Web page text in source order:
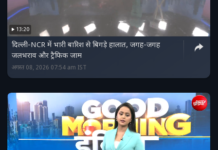
13:20
दिल्ली-NCR में भारी बारिश से बिगड़े हालात, जगह-जगह
जलभराव और ट्रैफिक जाम
अगस्त 08, 2026 07:54 am IST